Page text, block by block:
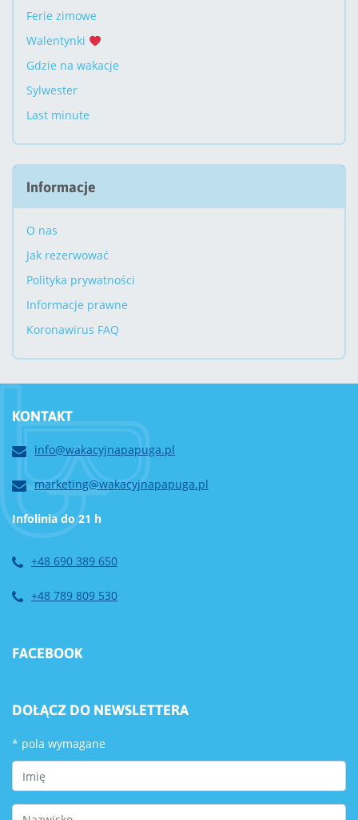
Ferie zimowe
Walentynki
Gdzie na wakacje
Sylwester
Last minute
Informacje
O nas
Jak rezerwować
Polityka prywatności
Informacje prawne
Koronawirus FAQ
KONTAKT
info@wakacyjnapapuga.pl
marketing@wakacyjnapapuga.pl
Infolinia do 21 h
+48 690 389 650
+48 789 809 530
FACEBOOK
DOŁĄCZ DO NEWSLETTERA
* pola wymagane
First Name
Last Name